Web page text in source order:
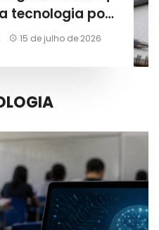
tecnologia por
15 de julho de 2026